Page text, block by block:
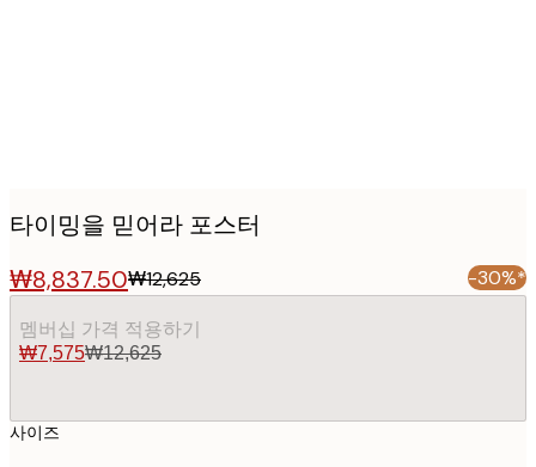
타이밍을 믿어라 포스터
₩8,837.50₩12,625 -30%*
멤버십 가격 적용하기
₩7,575₩12,625
사이즈